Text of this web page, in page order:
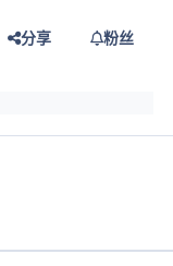
分享 粉丝
灯片